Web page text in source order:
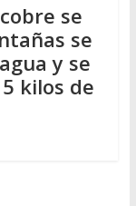
se
se
y se
kilos de